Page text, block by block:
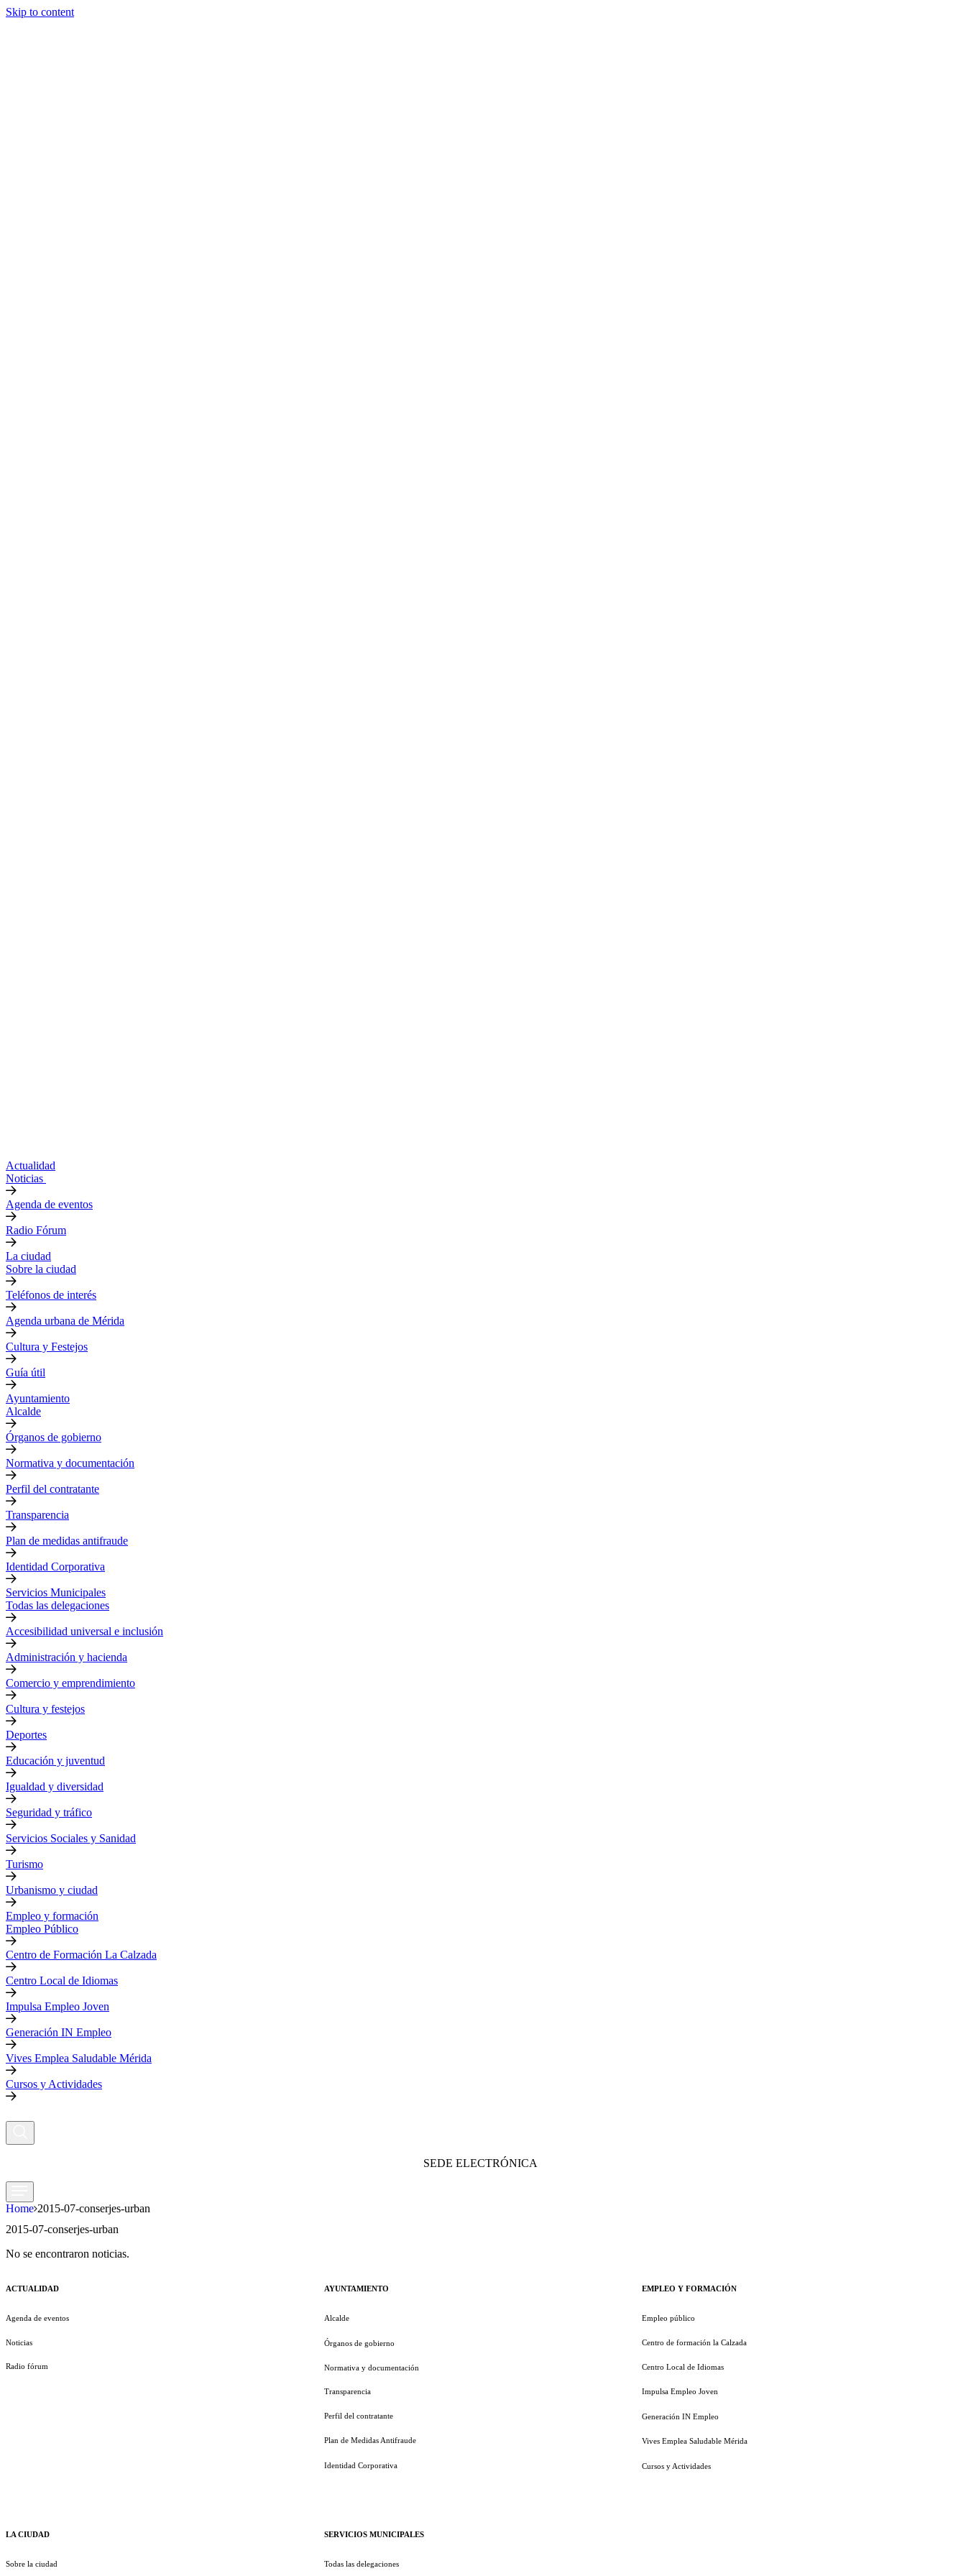
Skip to content
Actualidad
Noticias
Agenda de eventos
Radio Fórum
La ciudad
Sobre la ciudad
Teléfonos de interés
Agenda urbana de Mérida
Cultura y Festejos
Guía útil
Ayuntamiento
Alcalde
Órganos de gobierno
Normativa y documentación
Perfil del contratante
Transparencia
Plan de medidas antifraude
Identidad Corporativa
Servicios Municipales
Todas las delegaciones
Accesibilidad universal e inclusión
Administración y hacienda
Comercio y emprendimiento
Cultura y festejos
Deportes
Educación y juventud
Igualdad y diversidad
Seguridad y tráfico
Servicios Sociales y Sanidad
Turismo
Urbanismo y ciudad
Empleo y formación
Empleo Público
Centro de Formación La Calzada
Centro Local de Idiomas
Impulsa Empleo Joven
Generación IN Empleo
Vives Emplea Saludable Mérida
Cursos y Actividades
SEDE ELECTRÓNICA
Home 2015-07-conserjes-urban
2015-07-conserjes-urban
No se encontraron noticias.
ACTUALIDAD
Agenda de eventos
Noticias
Radio fórum
LA CIUDAD
Sobre la ciudad
AYUNTAMIENTO
Alcalde
Órganos de gobierno
Normativa y documentación
Transparencia
Perfil del contratante
Plan de Medidas Antifraude
Identidad Corporativa
SERVICIOS MUNICIPALES
Todas las delegaciones
EMPLEO Y FORMACIÓN
Empleo público
Centro de formación la Calzada
Centro Local de Idiomas
Impulsa Empleo Joven
Generación IN Empleo
Vives Emplea Saludable Mérida
Cursos y Actividades